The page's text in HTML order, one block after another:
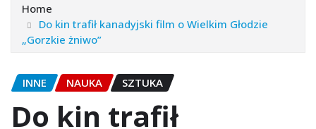
Home
Do kin trafił kanadyjski film o Wielkim Głodzie
„Gorzkie żniwo”
INNE NAUKA SZTUKA
Do kin trafił